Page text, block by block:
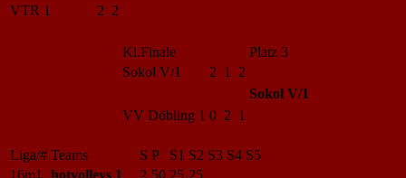
VTR 1
2 2
Kl.Finale
Platz 3
Sokol V/1
2 1 2
Sokol V/1
VV Döbling 1 0 2 1
Liga/# Teams S P S1 S2 S3 S4 S5
16m1
hotvolleys 1 2 50 25 25